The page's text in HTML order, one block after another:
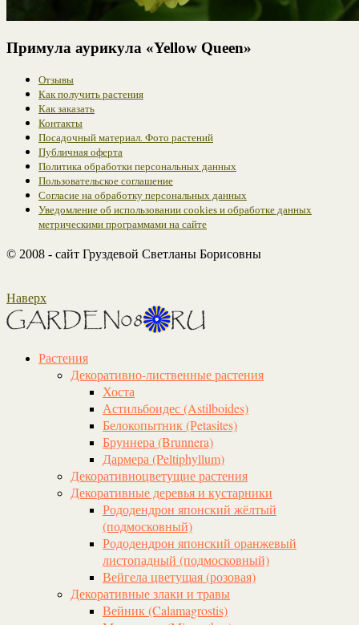
Примула аурикула «Yellow Queen»
Отзывы
Как получить растения
Как заказать
Контакты
Посадочный материал. Фото растений
Публичная оферта
Политика обработки персональных данных
Пользовательское соглашение
Согласие на обработку персональных данных
Уведомление об использовании cookies и обработке данных
метрическими программами на сайте
© 2008 - сайт Груздевой Светланы Борисовны
Наверх
Растения
Декоративно-лиственные растения
Хоста
Астильбоидес (Astilboides)
Белокопытник (Рetasites)
Бруннера (Brunnera)
Дармера (Peltiphyllum)
Декоративноцветущие растения
Декоративные деревья и кустарники
Рододендрон японский жёлтый
(подмосковный)
Рододендрон японский оранжевый
листопадный (подмосковный)
Вейгела цветущая (розовая)
Декоративные злаки и травы
Вейник (Calamagrostis)